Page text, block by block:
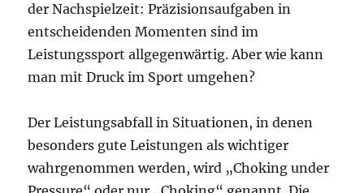
der Nachspielzeit: Präzisionsaufgaben in
entscheidenden Momenten sind im
Leistungssport allgegenwärtig. Aber wie kann
man mit Druck im Sport umgehen?
Der Leistungsabfall in Situationen, in denen
besonders gute Leistungen als wichtiger
wahrgenommen werden, wird „Choking under